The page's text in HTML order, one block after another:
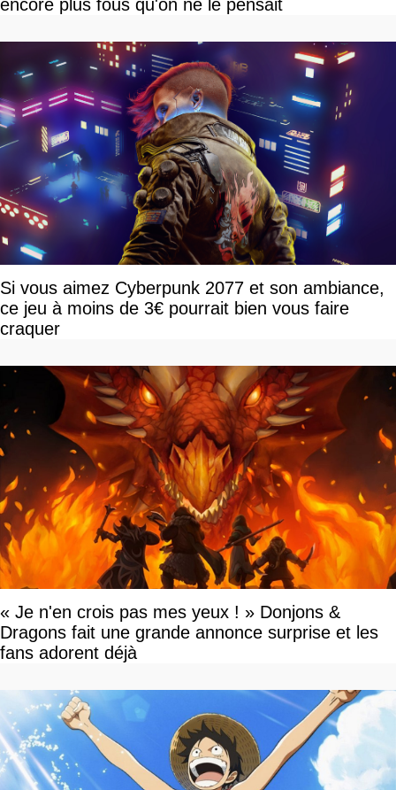
encore plus fous qu'on ne le pensait
Si vous aimez Cyberpunk 2077 et son ambiance,
ce jeu à moins de 3€ pourrait bien vous faire
craquer
« Je n'en crois pas mes yeux ! » Donjons &
Dragons fait une grande annonce surprise et les
fans adorent déjà